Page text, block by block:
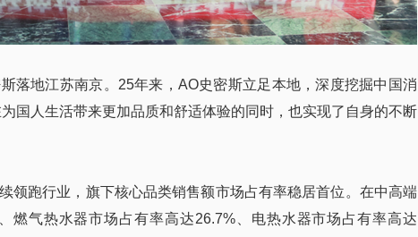
落地江苏南京。25年来，AO史密斯立足本地，深度挖掘中国消
国人生活带来更加品质和舒适体验的同时，也实现了自身的不断
领跑行业，旗下核心品类销售额市场占有率稳居首位。在中高端
燃气热水器市场占有率高达26.7%、电热水器市场占有率高达